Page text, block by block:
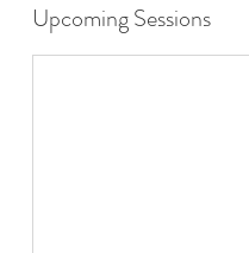
Upcoming Sessions